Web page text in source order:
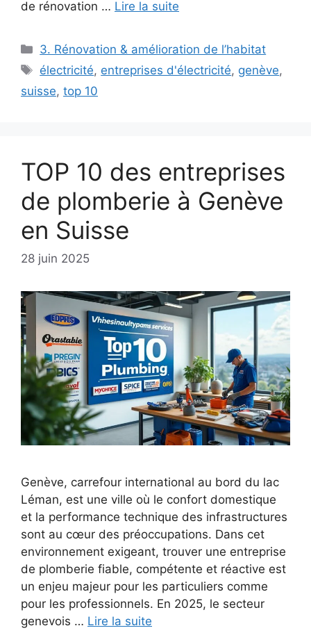
de rénovation … Lire la suite
Catégories
3. Rénovation & amélioration de l’habitat
Étiquettes
électricité, entreprises d'électricité, genève,
suisse, top 10
TOP 10 des entreprises
de plomberie à Genève
en Suisse
28 juin 2025
Genève, carrefour international au bord du lac
Léman, est une ville où le confort domestique
et la performance technique des infrastructures
sont au cœur des préoccupations. Dans cet
environnement exigeant, trouver une entreprise
de plomberie fiable, compétente et réactive est
un enjeu majeur pour les particuliers comme
pour les professionnels. En 2025, le secteur
genevois … Lire la suite